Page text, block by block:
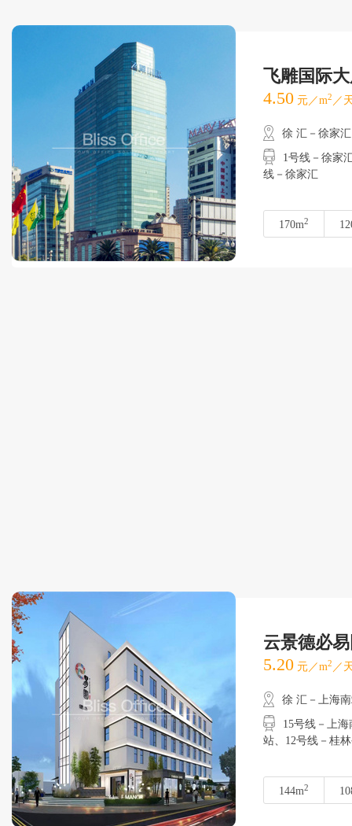
飞雕国际
4.50 元／m2 ／
徐 汇－徐家汇
1号线－徐家汇
线－徐家汇
170m2
云景德必
5.20 元／m2 ／
徐 汇－上海
15号线－上海
站、12号线－桂
144m2